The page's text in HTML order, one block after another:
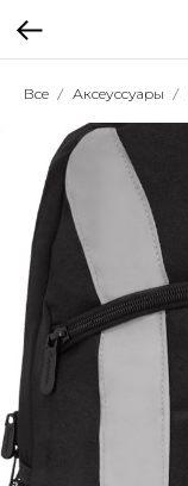
Все Аксеуссуары